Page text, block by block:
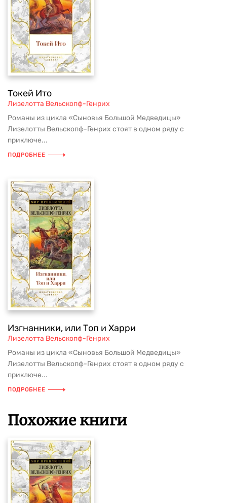
Токей Ито
Лизелотта Вельскопф-Генрих
Романы из цикла «Сыновья Большой Медведицы»
Лизелотты Вельскопф-Генрих стоят в одном ряду с
приключе...
ПОДРОБНЕЕ
Изгнанники, или Топ и Харри
Лизелотта Вельскопф-Генрих
Романы из цикла «Сыновья Большой Медведицы»
Лизелотты Вельскопф-Генрих стоят в одном ряду с
приключе...
ПОДРОБНЕЕ
Похожие книги